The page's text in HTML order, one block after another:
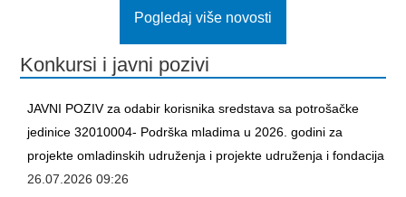
Pogledaj više novosti
Konkursi i javni pozivi
JAVNI POZIV za odabir korisnika sredstava sa potrošačke
jedinice 32010004- Podrška mladima u 2026. godini za
projekte omladinskih udruženja i projekte udruženja i fondacija
26.07.2026 09:26